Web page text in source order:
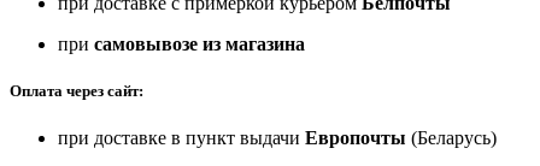
при самовывозе из магазина
Оплата через сайт:
при доставке в пункт выдачи Европочты (Беларусь)